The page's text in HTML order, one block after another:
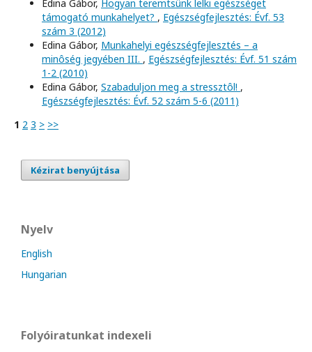
Edina Gábor, Hogyan teremtsünk lelki egészséget
támogató munkahelyet? , Egészségfejlesztés: Évf. 53
szám 3 (2012)
Edina Gábor, Munkahelyi egészségfejlesztés – a
minôség jegyében III. , Egészségfejlesztés: Évf. 51 szám
1-2 (2010)
Edina Gábor, Szabaduljon meg a stressztôl! ,
Egészségfejlesztés: Évf. 52 szám 5-6 (2011)
1 2 3 > >>
Kézirat benyújtása
Nyelv
English
Hungarian
Folyóiratunkat indexeli